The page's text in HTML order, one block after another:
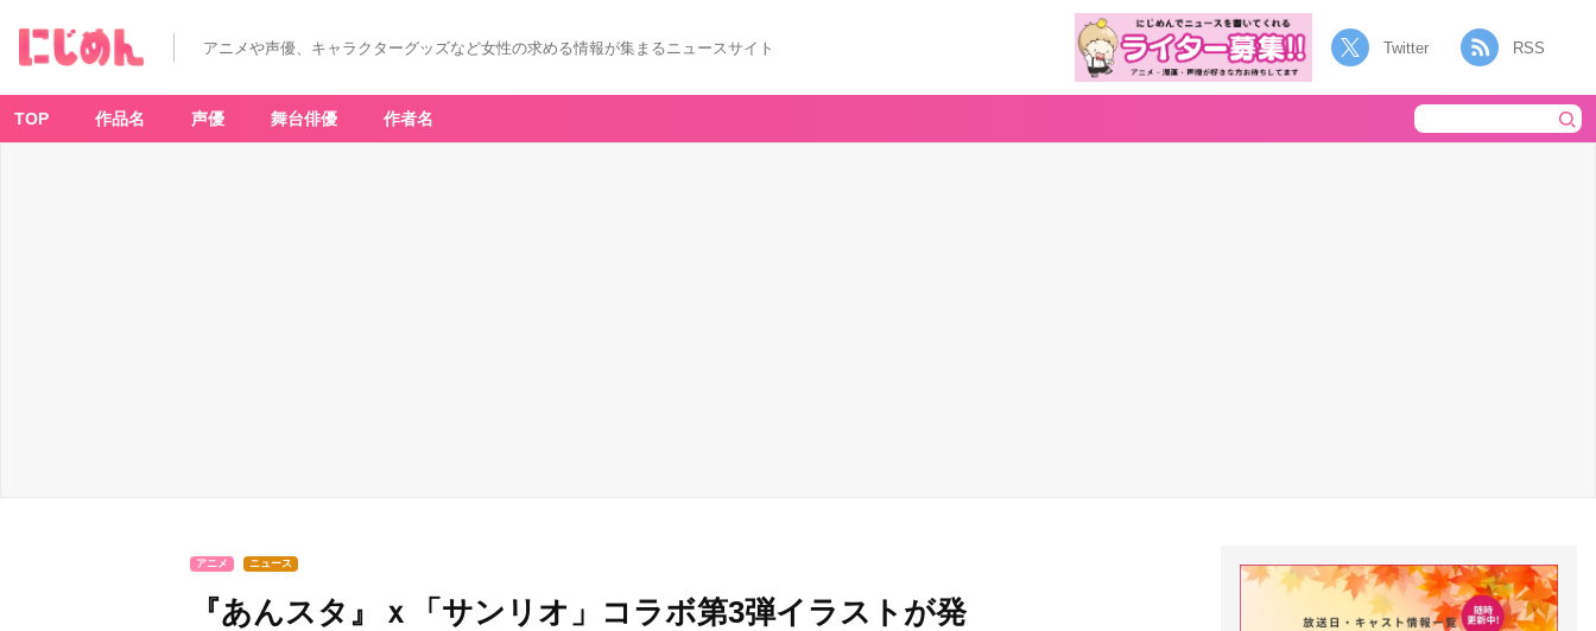
アニメや声優、キャラクターグッズなど女性の求める情報が集まるニュースサイト Twitter RSS
TOP 作品名 声優 舞台俳優 作者名
アニメ ニュース
『あんスタ』ｘ「サンリオ」コラボ第3弾イラストが発